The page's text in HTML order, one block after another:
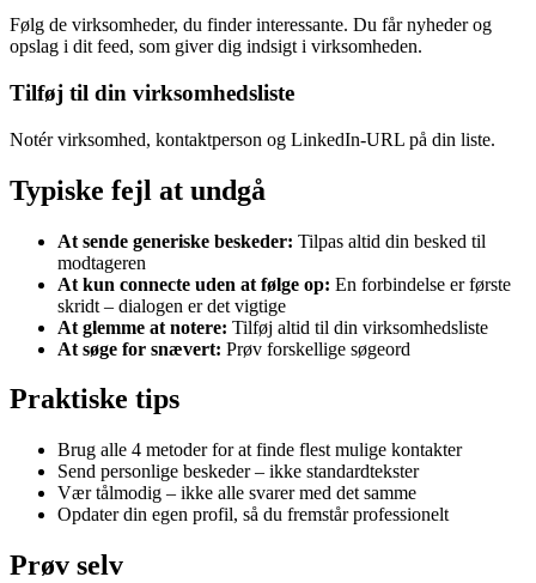
Følg de virksomheder, du finder interessante. Du får nyheder og
opslag i dit feed, som giver dig indsigt i virksomheden.
Tilføj til din virksomhedsliste
Notér virksomhed, kontaktperson og LinkedIn-URL på din liste.
Typiske fejl at undgå
At sende generiske beskeder: Tilpas altid din besked til
modtageren
At kun connecte uden at følge op: En forbindelse er første
skridt – dialogen er det vigtige
At glemme at notere: Tilføj altid til din virksomhedsliste
At søge for snævert: Prøv forskellige søgeord
Praktiske tips
Brug alle 4 metoder for at finde flest mulige kontakter
Send personlige beskeder – ikke standardtekster
Vær tålmodig – ikke alle svarer med det samme
Opdater din egen profil, så du fremstår professionelt
Prøv selv